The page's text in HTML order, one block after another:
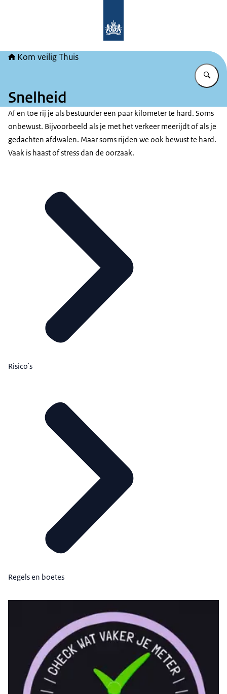
Kom veilig Thuis
Snelheid
Af en toe rij je als bestuurder een paar kilometer te hard. Soms
onbewust. Bijvoorbeeld als je met het verkeer meerijdt of als je
gedachten afdwalen. Maar soms rijden we ook bewust te hard.
Vaak is haast of stress dan de oorzaak.
Risico's
Regels en boetes